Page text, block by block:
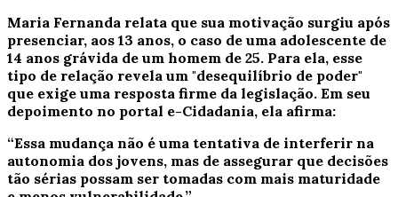
Maria Fernanda relata que sua motivação surgiu após
presenciar, aos 13 anos, o caso de uma adolescente de
14 anos grávida de um homem de 25. Para ela, esse
tipo de relação revela um "desequilíbrio de poder"
que exige uma resposta firme da legislação. Em seu
depoimento no portal e-Cidadania, ela afirma:
“Essa mudança não é uma tentativa de interferir na
autonomia dos jovens, mas de assegurar que decisões
tão sérias possam ser tomadas com mais maturidade